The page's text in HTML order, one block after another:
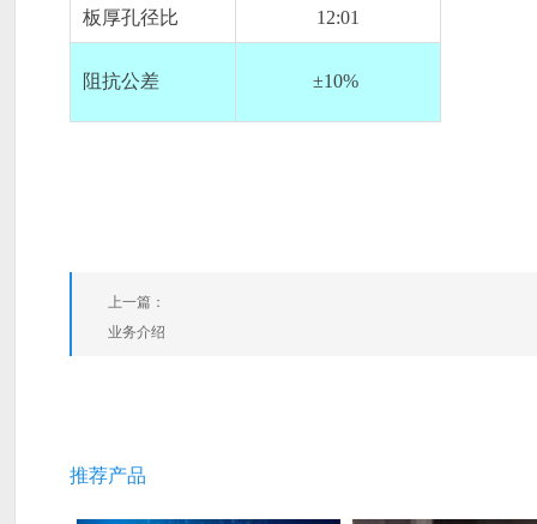
板厚孔径比 12:01
阻抗公差 ±10%
上一篇：
业务介绍
推荐产品